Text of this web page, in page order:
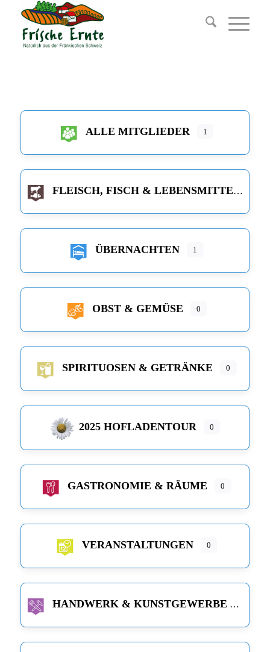
ALLE MITGLIEDER 1
FLEISCH, FISCH & LEBENSMITTEL
ÜBERNACHTEN 1
OBST & GEMÜSE 0
SPIRITUOSEN & GETRÄNKE 0
2025 HOFLADENTOUR 0
GASTRONOMIE & RÄUME 0
VERANSTALTUNGEN 0
HANDWERK & KUNSTGEWERBE